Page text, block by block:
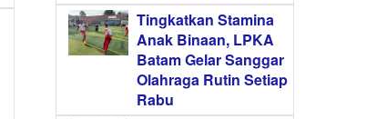
Tingkatkan Stamina
Anak Binaan, LPKA
Batam Gelar Sanggar
Olahraga Rutin Setiap
Rabu